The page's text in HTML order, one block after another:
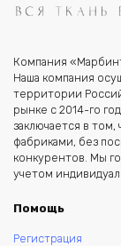
Компания
Наша компания
территории
рынке с 2014-го
заключается в
фабриками, без
конкурентов. Мы
учетом
Помощь
Регистрация